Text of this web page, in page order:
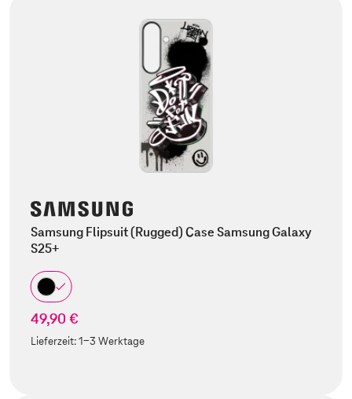
Samsung Flipsuit (Rugged) Case Samsung Galaxy
S25+
49,90 €
Lieferzeit:1-3 Werktage